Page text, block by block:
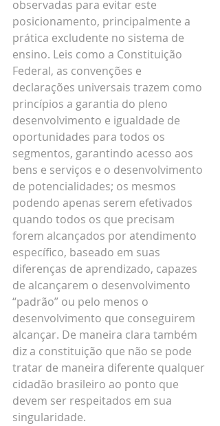
observadas para evitar este
posicionamento, principalmente a
prática excludente no sistema de
ensino. Leis como a Constituição
Federal, as convenções e
declarações universais trazem como
princípios a garantia do pleno
desenvolvimento e igualdade de
oportunidades para todos os
segmentos, garantindo acesso aos
bens e serviços e o desenvolvimento
de potencialidades; os mesmos
podendo apenas serem efetivados
quando todos os que precisam
forem alcançados por atendimento
específico, baseado em suas
diferenças de aprendizado, capazes
de alcançarem o desenvolvimento
“padrão” ou pelo menos o
desenvolvimento que conseguirem
alcançar. De maneira clara também
diz a constituição que não se pode
tratar de maneira diferente qualquer
cidadão brasileiro ao ponto que
devem ser respeitados em sua
singularidade.